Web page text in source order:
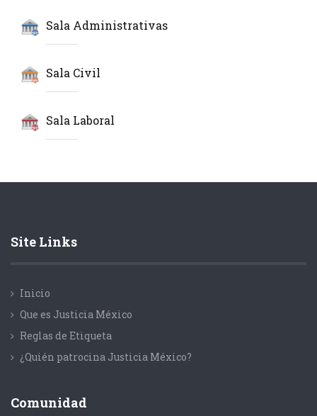
Sala Administrativas
Sala Civil
Sala Laboral
Site Links
Inicio
Que es Justicia México
Reglas de Etiqueta
¿Quién patrocina Justicia México?
Comunidad